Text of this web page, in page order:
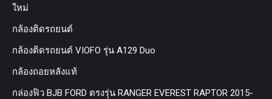
ใหม่
กล้องติดรถยนต์
กล้องติดรถยนต์ VIOFO รุ่น A129 Duo
กล้องถอยหลังแท้
กล่องฟิว BJB FORD ตรงรุ่น RANGER EVEREST RAPTOR 2015-